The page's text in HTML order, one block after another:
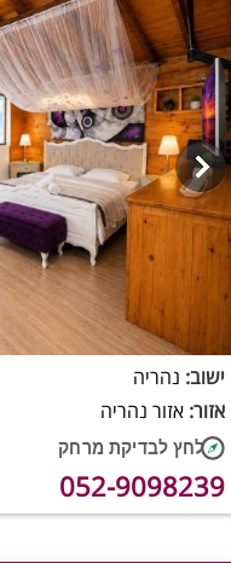
ישוב: נהריה
אזור: אזור נהריה
052-9098239